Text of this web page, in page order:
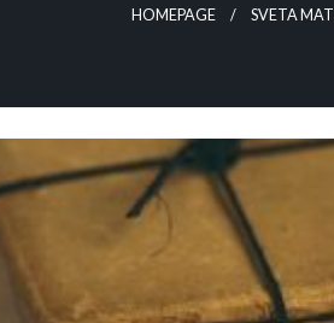
HOMEPAGE SVETA